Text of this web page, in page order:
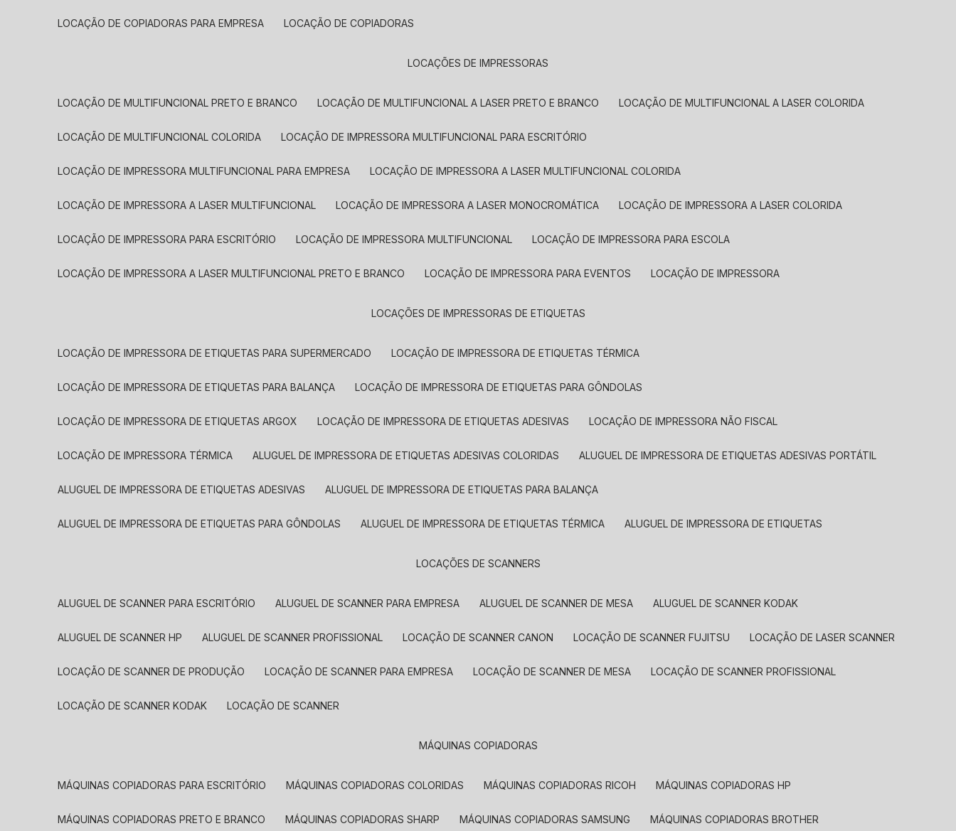
LOCAÇÃO DE COPIADORAS PARA EMPRESA LOCAÇÃO DE COPIADORAS
LOCAÇÕES DE IMPRESSORAS
LOCAÇÃO DE MULTIFUNCIONAL PRETO E BRANCO LOCAÇÃO DE MULTIFUNCIONAL A LASER PRETO E BRANCO LOCAÇÃO DE MULTIFUNCIONAL A LASER COLORIDA
LOCAÇÃO DE MULTIFUNCIONAL COLORIDA LOCAÇÃO DE IMPRESSORA MULTIFUNCIONAL PARA ESCRITÓRIO
LOCAÇÃO DE IMPRESSORA MULTIFUNCIONAL PARA EMPRESA LOCAÇÃO DE IMPRESSORA A LASER MULTIFUNCIONAL COLORIDA
LOCAÇÃO DE IMPRESSORA A LASER MULTIFUNCIONAL LOCAÇÃO DE IMPRESSORA A LASER MONOCROMÁTICA LOCAÇÃO DE IMPRESSORA A LASER COLORIDA
LOCAÇÃO DE IMPRESSORA PARA ESCRITÓRIO LOCAÇÃO DE IMPRESSORA MULTIFUNCIONAL LOCAÇÃO DE IMPRESSORA PARA ESCOLA
LOCAÇÃO DE IMPRESSORA A LASER MULTIFUNCIONAL PRETO E BRANCO LOCAÇÃO DE IMPRESSORA PARA EVENTOS LOCAÇÃO DE IMPRESSORA
LOCAÇÕES DE IMPRESSORAS DE ETIQUETAS
LOCAÇÃO DE IMPRESSORA DE ETIQUETAS PARA SUPERMERCADO LOCAÇÃO DE IMPRESSORA DE ETIQUETAS TÉRMICA
LOCAÇÃO DE IMPRESSORA DE ETIQUETAS PARA BALANÇA LOCAÇÃO DE IMPRESSORA DE ETIQUETAS PARA GÔNDOLAS
LOCAÇÃO DE IMPRESSORA DE ETIQUETAS ARGOX LOCAÇÃO DE IMPRESSORA DE ETIQUETAS ADESIVAS LOCAÇÃO DE IMPRESSORA NÃO FISCAL
LOCAÇÃO DE IMPRESSORA TÉRMICA ALUGUEL DE IMPRESSORA DE ETIQUETAS ADESIVAS COLORIDAS ALUGUEL DE IMPRESSORA DE ETIQUETAS ADESIVAS PORTÁTIL
ALUGUEL DE IMPRESSORA DE ETIQUETAS ADESIVAS ALUGUEL DE IMPRESSORA DE ETIQUETAS PARA BALANÇA
ALUGUEL DE IMPRESSORA DE ETIQUETAS PARA GÔNDOLAS ALUGUEL DE IMPRESSORA DE ETIQUETAS TÉRMICA ALUGUEL DE IMPRESSORA DE ETIQUETAS
LOCAÇÕES DE SCANNERS
ALUGUEL DE SCANNER PARA ESCRITÓRIO ALUGUEL DE SCANNER PARA EMPRESA ALUGUEL DE SCANNER DE MESA ALUGUEL DE SCANNER KODAK
ALUGUEL DE SCANNER HP ALUGUEL DE SCANNER PROFISSIONAL LOCAÇÃO DE SCANNER CANON LOCAÇÃO DE SCANNER FUJITSU LOCAÇÃO DE LASER SCANNER
LOCAÇÃO DE SCANNER DE PRODUÇÃO LOCAÇÃO DE SCANNER PARA EMPRESA LOCAÇÃO DE SCANNER DE MESA LOCAÇÃO DE SCANNER PROFISSIONAL
LOCAÇÃO DE SCANNER KODAK LOCAÇÃO DE SCANNER
MÁQUINAS COPIADORAS
MÁQUINAS COPIADORAS PARA ESCRITÓRIO MÁQUINAS COPIADORAS COLORIDAS MÁQUINAS COPIADORAS RICOH MÁQUINAS COPIADORAS HP
MÁQUINAS COPIADORAS PRETO E BRANCO MÁQUINAS COPIADORAS SHARP MÁQUINAS COPIADORAS SAMSUNG MÁQUINAS COPIADORAS BROTHER